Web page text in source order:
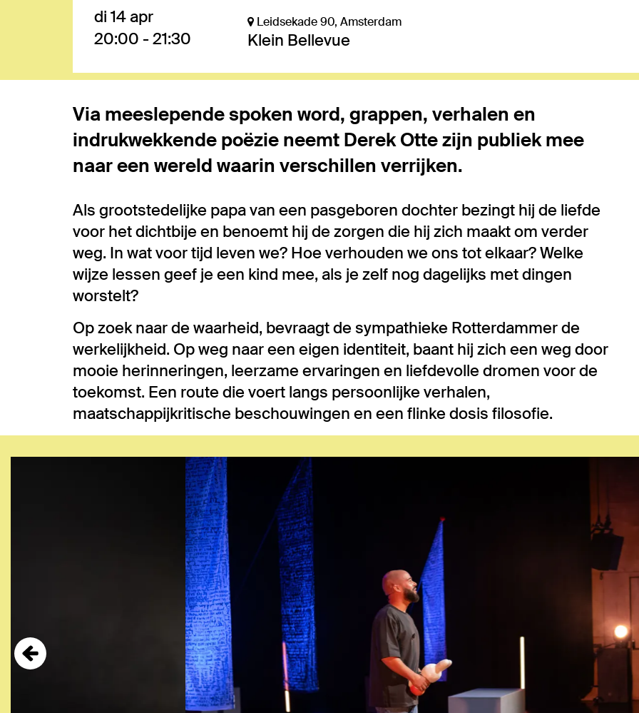
di 14 apr
20:00 - 21:30
Leidsekade 90, Amsterdam
Klein Bellevue
Via meeslepende spoken word, grappen, verhalen en
indrukwekkende poëzie neemt Derek Otte zijn publiek mee
naar een wereld waarin verschillen verrijken.
Als grootstedelijke papa van een pasgeboren dochter bezingt hij de liefde
voor het dichtbije en benoemt hij de zorgen die hij zich maakt om verder
weg. In wat voor tijd leven we? Hoe verhouden we ons tot elkaar? Welke
wijze lessen geef je een kind mee, als je zelf nog dagelijks met dingen
worstelt?
Op zoek naar de waarheid, bevraagt de sympathieke Rotterdammer de
werkelijkheid. Op weg naar een eigen identiteit, baant hij zich een weg door
mooie herinneringen, leerzame ervaringen en liefdevolle dromen voor de
toekomst. Een route die voert langs persoonlijke verhalen,
maatschappijkritische beschouwingen en een flinke dosis filosofie.
Inzoomen